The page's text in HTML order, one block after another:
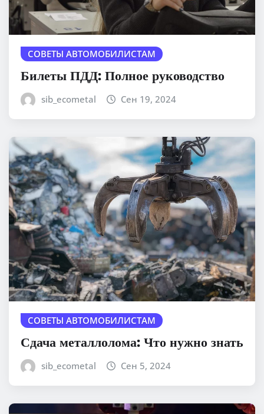
СОВЕТЫ АВТОМОБИЛИСТАМ
Билеты ПДД: Полное руководство
sib_ecometal Сен 19, 2024
СОВЕТЫ АВТОМОБИЛИСТАМ
Сдача металлолома: Что нужно знать
sib_ecometal Сен 5, 2024